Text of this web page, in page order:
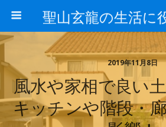
2019年11月8日
風水や家相で良い
キッチンや階段・